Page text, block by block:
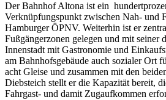
Der Bahnhof Altona ist ein
Verknüpfungspunkt zwischen Nah- und
Hamburger ÖPNV. Weiterhin ist er
Fußgängerzonen gelegen und mit seiner
Innenstadt mit Gastronomie und
am Bahnhofsgebäude auch sozialer Ort
acht Gleise und zusammen mit den
Diebsteich stellt er die Kapazität bereit,
Fahrgast- und damit Zugaufkommen